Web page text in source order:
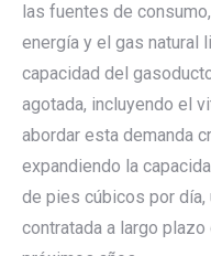
las fuentes de
energía y el gas natural
capacidad del
agotada, incluyendo el
abordar esta demanda
expandiendo la
de pies cúbicos por día,
contratada a largo